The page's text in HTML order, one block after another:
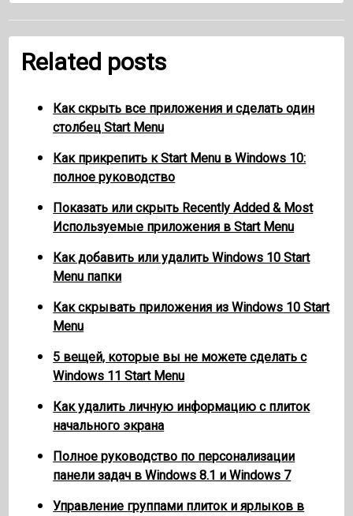
Related posts
Как скрыть все приложения и сделать один
столбец Start Menu
Как прикрепить к Start Menu в Windows 10:
полное руководство
Показать или скрыть Recently Added & Most
Используемые приложения в Start Menu
Как добавить или удалить Windows 10 Start
Menu папки
Как скрывать приложения из Windows 10 Start
Menu
5 вещей, которые вы не можете сделать с
Windows 11 Start Menu
Как удалить личную информацию с плиток
начального экрана
Полное руководство по персонализации
панели задач в Windows 8.1 и Windows 7
Управление группами плиток и ярлыков в